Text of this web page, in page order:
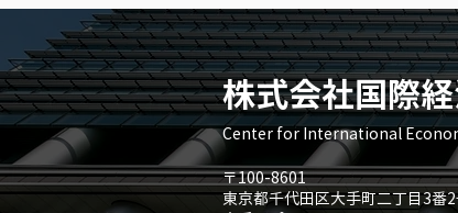
株式会社国際
Center for International
〒100-8601
東京都千代田区大手町二丁目3番